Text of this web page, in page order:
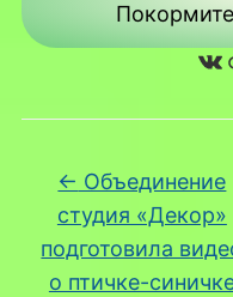
← Объединение
студия «Декор»
подготовила
о птичке-